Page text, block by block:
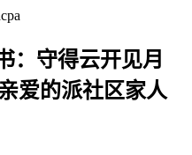
：守得云开见月
爱的派社区家人